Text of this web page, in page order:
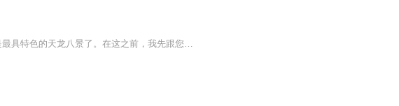
票价详情 暂无 适宜 全年 电话 暂无 简介 来到天龙山，不得不提的就是最具特色的天龙八景了。在这之前，我先跟您介绍一下天龙山。天龙山原名方山，海拔1370米，这里既是天龙山国家森林公园的主景区，又是山西省政府批准设立的自然保护区。山势险峻，松柏相...